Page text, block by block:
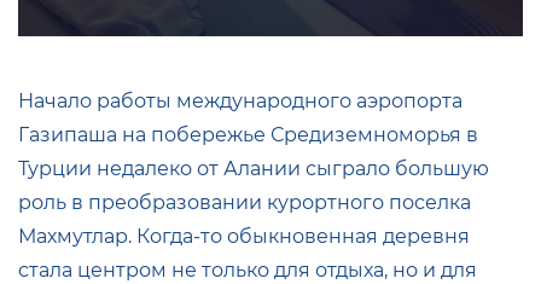
Начало работы международного аэропорта
Газипаша на побережье Средиземноморья в
Турции недалеко от Алании сыграло большую
роль в преобразовании курортного поселка
Махмутлар. Когда-то обыкновенная деревня
стала центром не только для отдыха, но и для